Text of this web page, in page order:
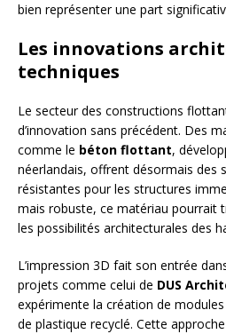
bien représenter une part
Les innovations
techniques
Le secteur des constructions
d’innovation sans précédent. Des
comme le béton flottant,
néerlandais, offrent désormais des
résistantes pour les structures
mais robuste, ce matériau pourrait
les possibilités architecturales des
L’impression 3D fait son entrée
projets comme celui de DUS
expérimente la création de
de plastique recyclé. Cette